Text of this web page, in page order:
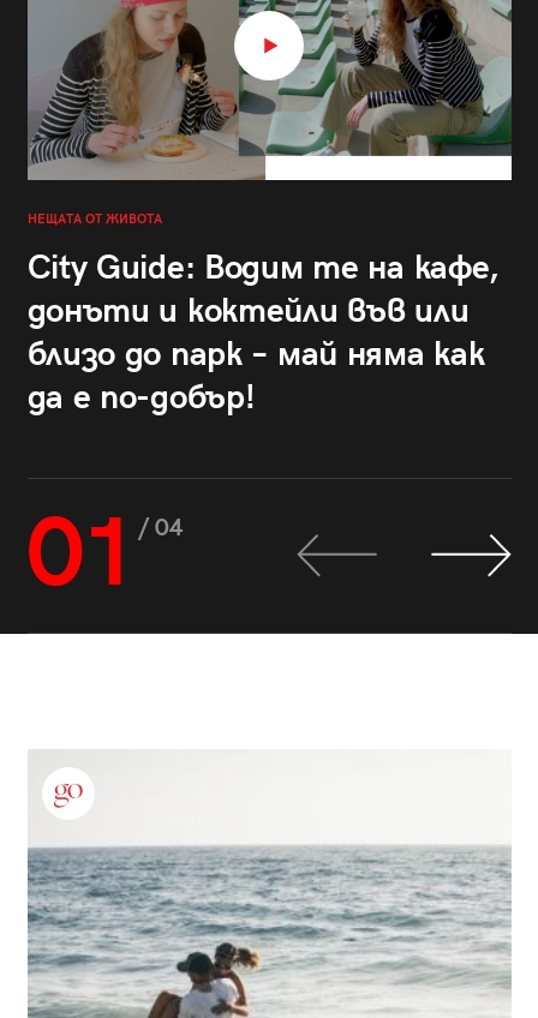
НЕЩАТА ОТ ЖИВОТА
City Guide: Водим те на кафе,
донъти и коктейли във или
близо до парк – май няма как
да е по-добър!
01 / 04